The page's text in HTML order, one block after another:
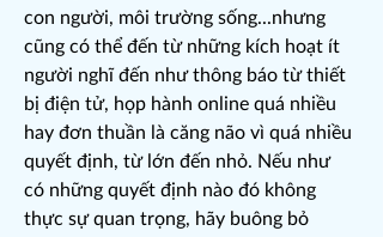
con người, môi trường sống...nhưng
cũng có thể đến từ những kích hoạt ít
người nghĩ đến như thông báo từ thiết
bị điện tử, họp hành online quá nhiều
hay đơn thuần là căng não vì quá nhiều
quyết định, từ lớn đến nhỏ. Nếu như
có những quyết định nào đó không
thực sự quan trọng, hãy buông bỏ